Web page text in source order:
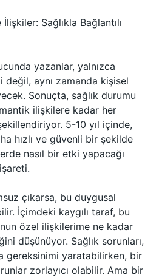
Sağlıkla Bağlantılı
yazanlar, yalnızca
değil, aynı zamanda kişisel
Sonuçta, sağlık durumu
ilişkilere kadar her
5-10 yıl içinde,
hızlı ve güvenli bir şekilde
nasıl bir etki yapacağı
çıkarsa, bu duygusal
İçimdeki kaygılı taraf, bu
özel ilişkilerime ne kadar
düşünüyor. Sağlık sorunları,
gereksinimi yaratabilirken, bir
zorlayıcı olabilir. Ama bir